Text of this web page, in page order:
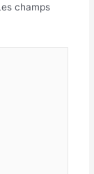
champs